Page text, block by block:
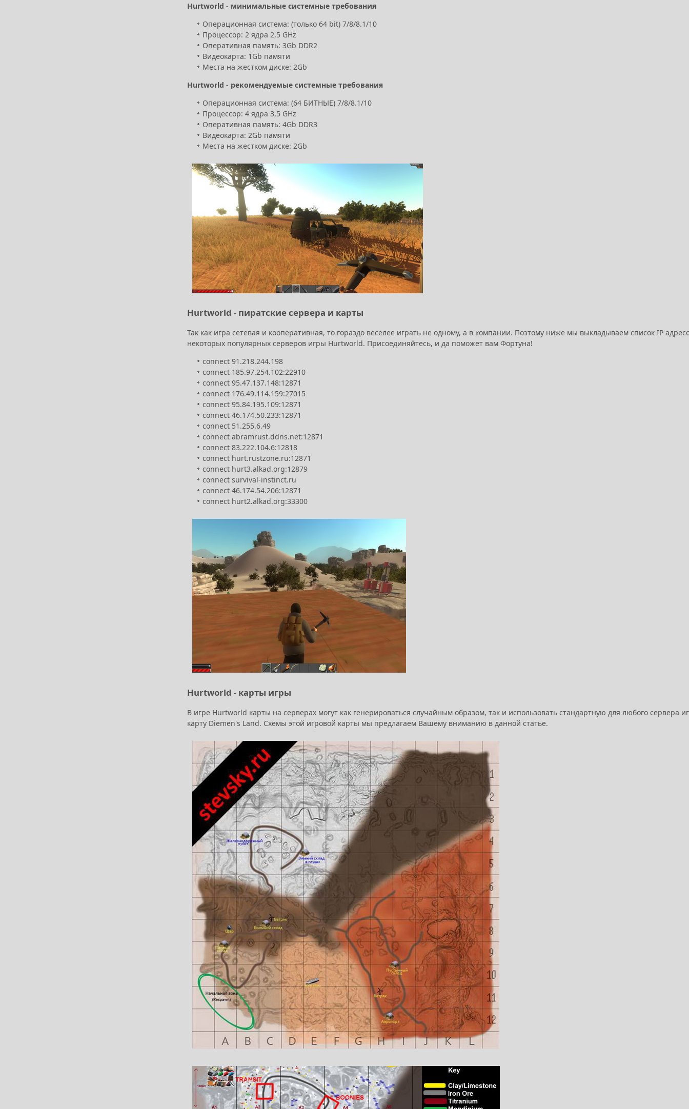
Hurtworld - минимальные системные требования
Операционная система: (только 64 bit) 7/8/8.1/10
Процессор: 2 ядра 2,5 GHz
Оперативная память: 3Gb DDR2
Видеокарта: 1Gb памяти
Места на жестком диске: 2Gb
Hurtworld - рекомендуемые системные требования
Операционная система: (64 БИТНЫЕ) 7/8/8.1/10
Процессор: 4 ядра 3,5 GHz
Оперативная память: 4Gb DDR3
Видеокарта: 2Gb памяти
Места на жестком диске: 2Gb
Hurtworld - пиратские сервера и карты
Так как игра сетевая и кооперативная, то гораздо веселее играть не одному, а в компании. Поэтому ниже мы выкладываем список IP
некоторых популярных серверов игры Hurtworld. Присоединяйтесь, и да поможет вам Фортуна!
connect 91.218.244.198
connect 185.97.254.102:22910
connect 95.47.137.148:12871
connect 176.49.114.159:27015
connect 95.84.195.109:12871
connect 46.174.50.233:12871
connect 51.255.6.49
connect abramrust.ddns.net:12871
connect 83.222.104.6:12818
connect hurt.rustzone.ru:12871
connect hurt3.alkad.org:12879
connect survival-instinct.ru
connect 46.174.54.206:12871
connect hurt2.alkad.org:33300
Hurtworld - карты игры
В игре Hurtworld карты на серверах могут как генерироваться случайным образом, так и использовать стандартную для любого сервера
карту Diemen's Land. Схемы этой игровой карты мы предлагаем Вашему вниманию в данной статье.